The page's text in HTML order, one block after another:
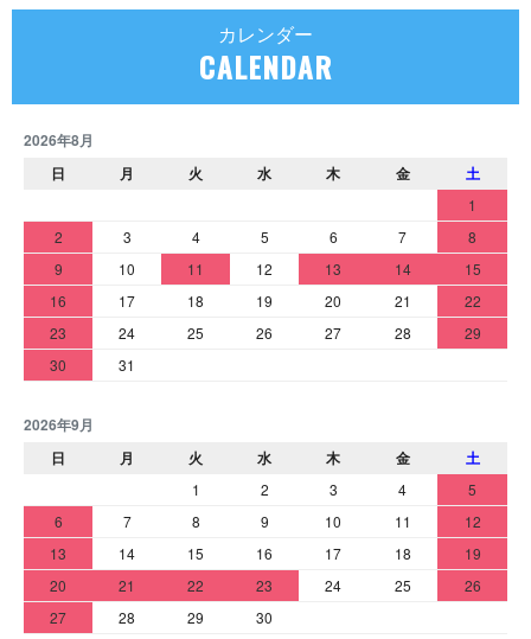
カレンダー
CALENDAR
2026年8月
日
月 火 水 木 金 土
1
2
3 4 5 6 7
8
9
10 11 12 13 14
15
16
17 18 19 20 21
22
23
24 25 26 27 28
29
30
31
2026年9月
日
月 火 水 木 金 土
1 2 3 4
5
6
7 8 9 10 11
12
13
14 15 16 17 18
19
20
21 22 23 24 25
26
27
28 29 30